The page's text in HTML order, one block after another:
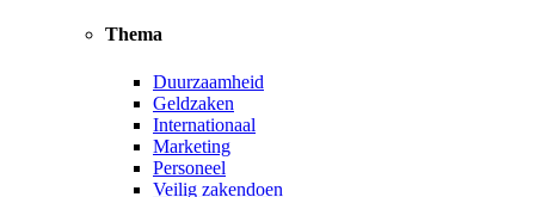
Thema
Duurzaamheid
Geldzaken
Internationaal
Marketing
Personeel
Veilig zakendoen